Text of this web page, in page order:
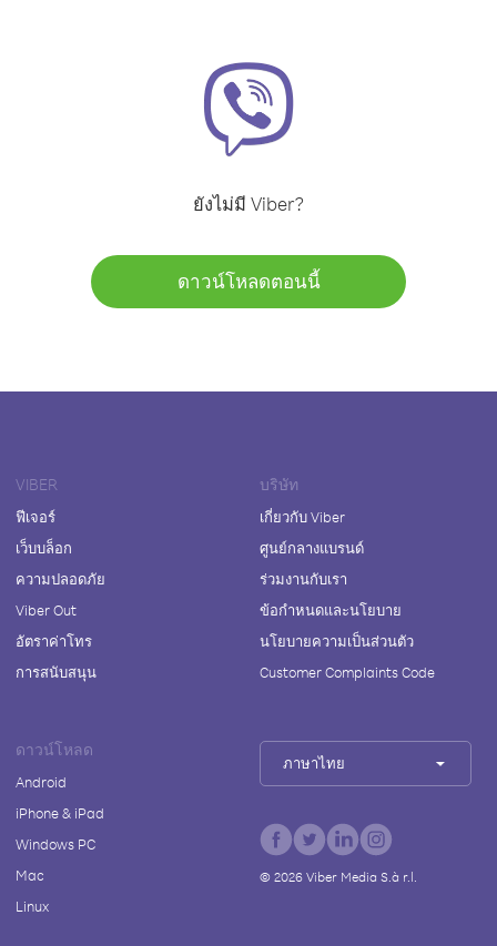
ยังไม่มี Viber?
ดาวน์โหลดตอนนี้
VIBER
ฟีเจอร์
เว็บบล็อก
ความปลอดภัย
Viber Out
อัตราค่าโทร
การสนับสนุน
บริษัท
เกี่ยวกับ Viber
ศูนย์กลางแบรนด์
ร่วมงานกับเรา
ข้อกำหนดและนโยบาย
นโยบายความเป็นส่วนตัว
Customer Complaints Code
ดาวน์โหลด
Android
iPhone & iPad
Windows PC
Mac
Linux
ภาษาไทย
© 2026Viber Media S.à r.l.